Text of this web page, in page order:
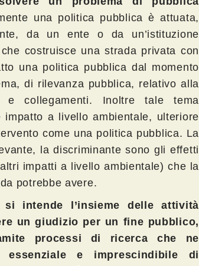
una politica pubblica è attuata,
da un ente o da un’istituzione
costruisce una strada privata con
una politica pubblica dal momento
di rilevanza pubblica, relativo alla
e collegamenti. Inoltre tale tema
a livello ambientale, ulteriore
come una politica pubblica. La
la discriminante sono gli effetti
impatti a livello ambientale) che la
potrebbe avere.
si intende l’insieme delle attività
un giudizio per un fine pubblico,
processi di ricerca che ne
essenziale e imprescindibile di